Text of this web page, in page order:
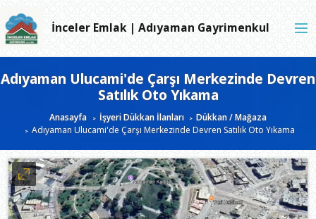
İnceler Emlak | Adıyaman Gayrimenkul
Adıyaman Ulucami'de Çarşı Merkezinde Devren
Satılık Oto Yıkama
Anasayfa İşyeri Dükkan İlanları
Dükkan / Mağaza
Adıyaman Ulucami'de Çarşı Merkezinde Devren Satılık Oto Yıkama